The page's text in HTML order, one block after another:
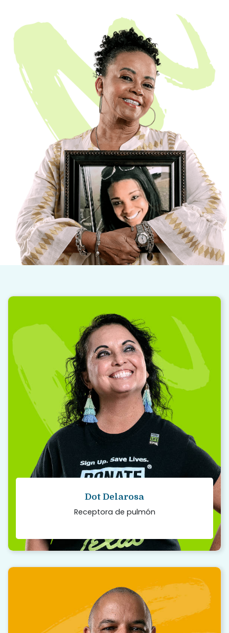
Dot Delarosa
Receptora de pulmón
“
Estoy eternamente agradecida por el
regalo que me salvó la vida. Todos los días,
con cada respiro, honro a mi donante de
órganos.
Read story
“
Queremos que los demás sepan que la